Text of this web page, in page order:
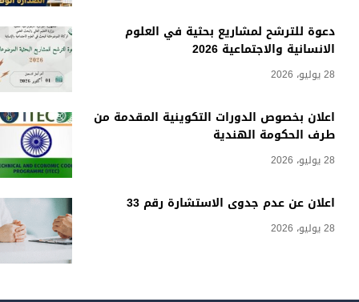
دعوة للترشح لمشاريع بحثية في العلوم
الانسانية والاجتماعية 2026
28 يوليو، 2026
اعلان بخصوص الدورات التكوينية المقدمة من
طرف الحكومة الهندية
28 يوليو، 2026
اعلان عن عدم جدوى الاستشارة رقم 33
28 يوليو، 2026